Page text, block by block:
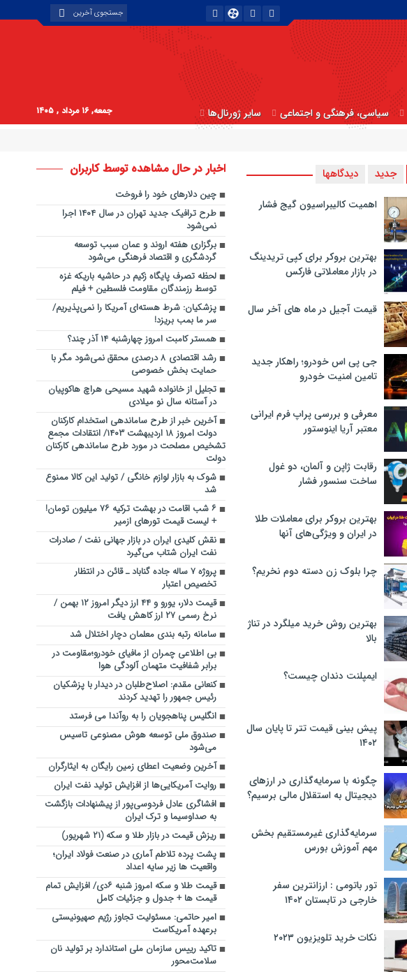
سیاسی، فرهنگی و اجتماعی سایر ژورنال‌ها جمعه, ۱۶ مرداد , ۱۴۰۵
جدید دیدگاهها
اهمیت کالیبراسیون گیج فشار
بهترین بروکر برای کپی‌ تریدینگ
در بازار معاملاتی فارکس
قیمت آجیل در ماه های آخر سال
جی پی اس خودرو؛ راهکار جدید
تامین امنیت خودرو
معرفی و بررسی پراپ فرم ایرانی
معتبر آریا اینوستور
رقابت ژاپن و آلمان، دو غول
ساخت سنسور فشار
بهترین بروکر برای معاملات طلا
در ایران و ویژگی‌های آنها
چرا بلوک زن دسته دوم نخریم؟
بهترین روش خرید میلگرد در تناژ
بالا
ایمپلنت دندان چیست؟
پیش بینی قیمت تتر تا پایان سال
۱۴۰۲
چگونه با سرمایه‌گذاری در ارزهای
دیجیتال به استقلال مالی برسیم؟
سرمایه‌گذاری غیرمستقیم بخش
مهم آموزش بورس
تور باتومی : ارزانترین سفر
خارجی در تابستان ۱۴۰۲
نکات خرید تلویزیون ۲۰۲۳
اخبار در حال مشاهده توسط کاربران
چین دلارهای خود را فروخت
طرح ترافیک جدید تهران در سال ۱۴۰۴ اجرا
نمی‌شود
برگزاری هفته اروند و عمان سبب توسعه
گردشگری و اقتصاد فرهنگی می‌شود
لحظه تصرف پایگاه زکیم در حاشیه باریکه غزه
توسط رزمندگان مقاومت فلسطین + فیلم
پزشکیان: شرط هسته‌ا‌ی آمریکا را نمی‌پذیریم/
سر ما بمب بریزد!
همستر کامبت امروز چهارشنبه ۱۴ آذر چند؟
رشد اقتصادی ۸ درصدی محقق نمی‌شود مگر با
حمایت بخش خصوصی
تجلیل از خانواده شهید مسیحی هراچ هاکوپیان
در آستانه سال نو میلادی
آخرین خبر از طرح ساماندهی استخدام کارکنان
دولت امروز ۱۸ اردیبهشت ۱۴۰۳/ انتقادات مجمع
تشخیص مصلحت در مورد طرح ساماندهی کارکنان
دولت
شوک به بازار لوازم خانگی / تولید این کالا ممنوع
شد
۶ شب اقامت در بهشت ترکیه ۷۶ میلیون تومان!
+ لیست قیمت تورهای ازمیر
نقش کلیدی ایران در بازار جهانی نفت / صادرات
نفت ایران شتاب می‌گیرد
پروژه ۷ ساله جاده گناباد ـ قائن در انتظار
تخصیص اعتبار
قیمت دلار، یورو و ۴۴ ارز دیگر امروز ۱۲ بهمن /
نرخ رسمی ۲۷ ارز کاهش یافت
سامانه رتبه بندی معلمان دچار اختلال شد
بی اطلاعی چمران از مافیای خودرو؛مقاومت در
برابر شفافیت متهمان آلودگی هوا
کنعانی مقدم: اصلاح‌طلبان در دیدار با پزشکیان
رئیس جمهور را تهدید کردند
انگلیس پناهجویان را به روآندا می فرستد
صندوق ملی توسعه هوش مصنوعی تاسیس
می‌شود
آخرین وضعیت اعطای زمین رایگان به ایثارگران
روایت آمریکایی‌ها از افزایش تولید نفت ایران
افشاگری عادل فردوسی‌پور از پیشنهادات بازگشت
به صداوسیما و ترک ایران
ریزش قیمت در بازار طلا و سکه (۲۱ شهریور)
پشت پرده تلاطم آماری در صنعت فولاد ایران؛
واقعیت‌ ها زیر سایه اعداد
قیمت طلا و سکه امروز شنبه ۶دی/ افزایش تمام
قیمت ها + جدول و جزئیات کامل
امیر حاتمی: مسئولیت تجاوز رژیم صهیونیستی
برعهده آمریکاست
تاکید رییس سازمان ملی استاندارد بر تولید نان
سلامت‌محور